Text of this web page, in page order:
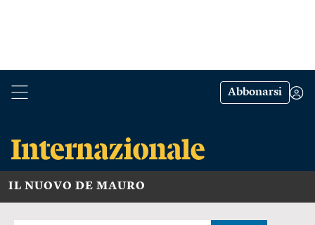
Abbonarsi
IL NUOVO DE MAURO